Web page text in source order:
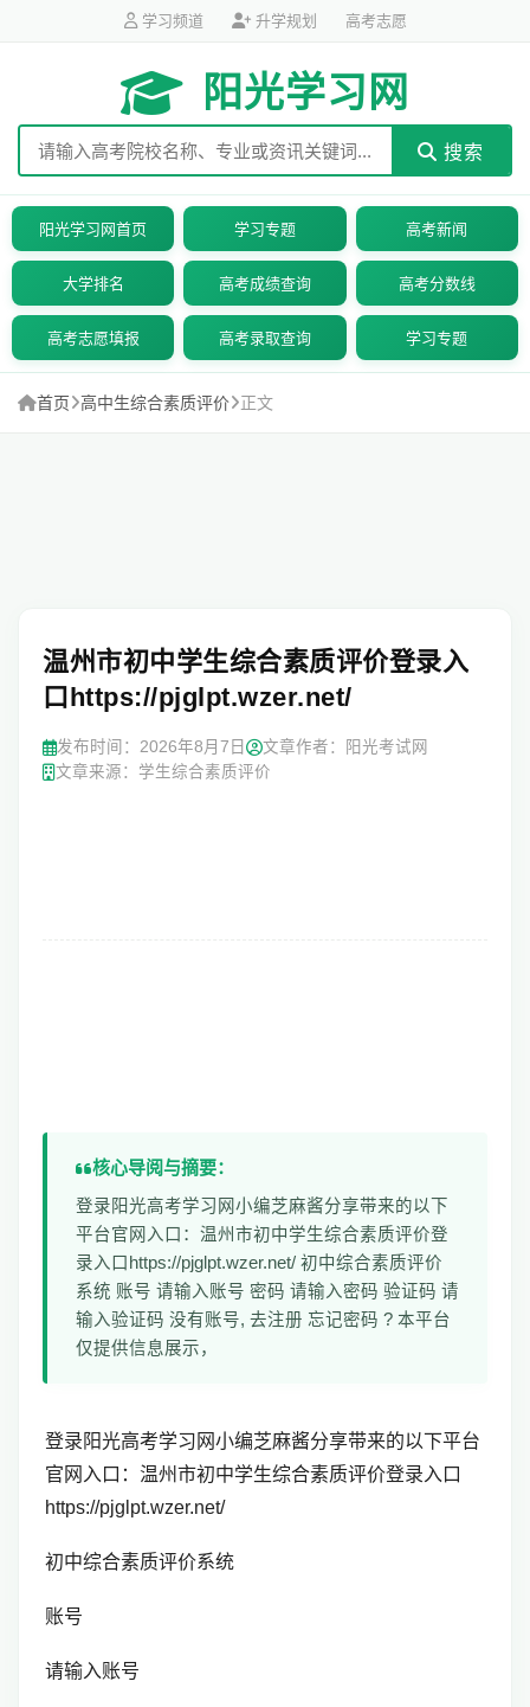
学习频道 升学规划 高考志愿
阳光学习网
搜索
阳光学习网首页 学习专题 高考新闻
大学排名 高考成绩查询 高考分数线
高考志愿填报 高考录取查询 学习专题
首页 高中生综合素质评价 正文
温州市初中学生综合素质评价登录入
口https://pjglpt.wzer.net/
发布时间： 2026年8月7日
文章作者：阳光考试网
文章来源：学生综合素质评价
核心导阅与摘要：
登录阳光高考学习网小编芝麻酱分享带来的以下
平台官网入口：温州市初中学生综合素质评价登
录入口https://pjglpt.wzer.net/ 初中综合素质评价
系统 账号 请输入账号 密码 请输入密码 验证码 请
输入验证码 没有账号, 去注册 忘记密码 ? 本平台
仅提供信息展示，
登录阳光高考学习网小编芝麻酱分享带来的以下平台
官网入口： 温州市初中学生综合素质评价登录入口
https://pjglpt.wzer.net/
初中综合素质评价系统
账号
请输入账号